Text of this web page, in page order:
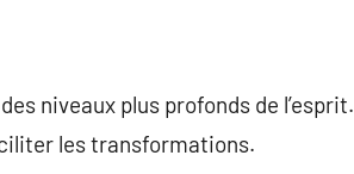
niveaux plus profonds de l’esprit.
les transformations.